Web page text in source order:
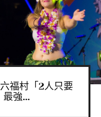
福村「2人只要
強...